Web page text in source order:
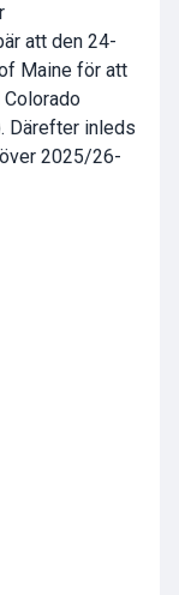
att den 24-
Maine för att
Därefter inleds
2025/26-